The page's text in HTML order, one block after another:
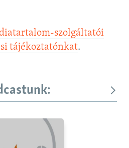
szolgáltatói
tájékoztatónkat.